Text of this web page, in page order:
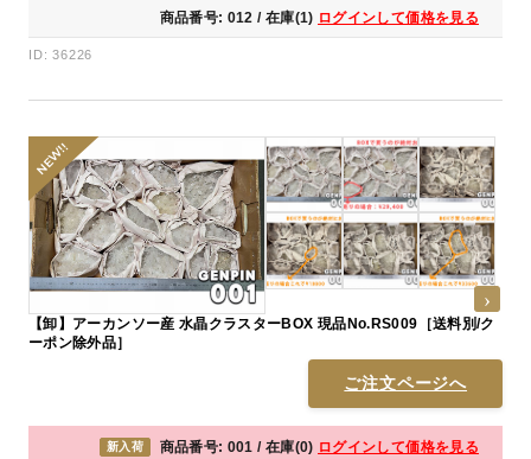
商品番号: 012 / 在庫(1) ログインして価格を見る
ID: 36226
【卸】アーカンソー産 水晶クラスターBOX 現品No.RS009［送料別/ク
ーポン除外品］
ご注文ページへ
新入荷 商品番号: 001 / 在庫(0) ログインして価格を見る